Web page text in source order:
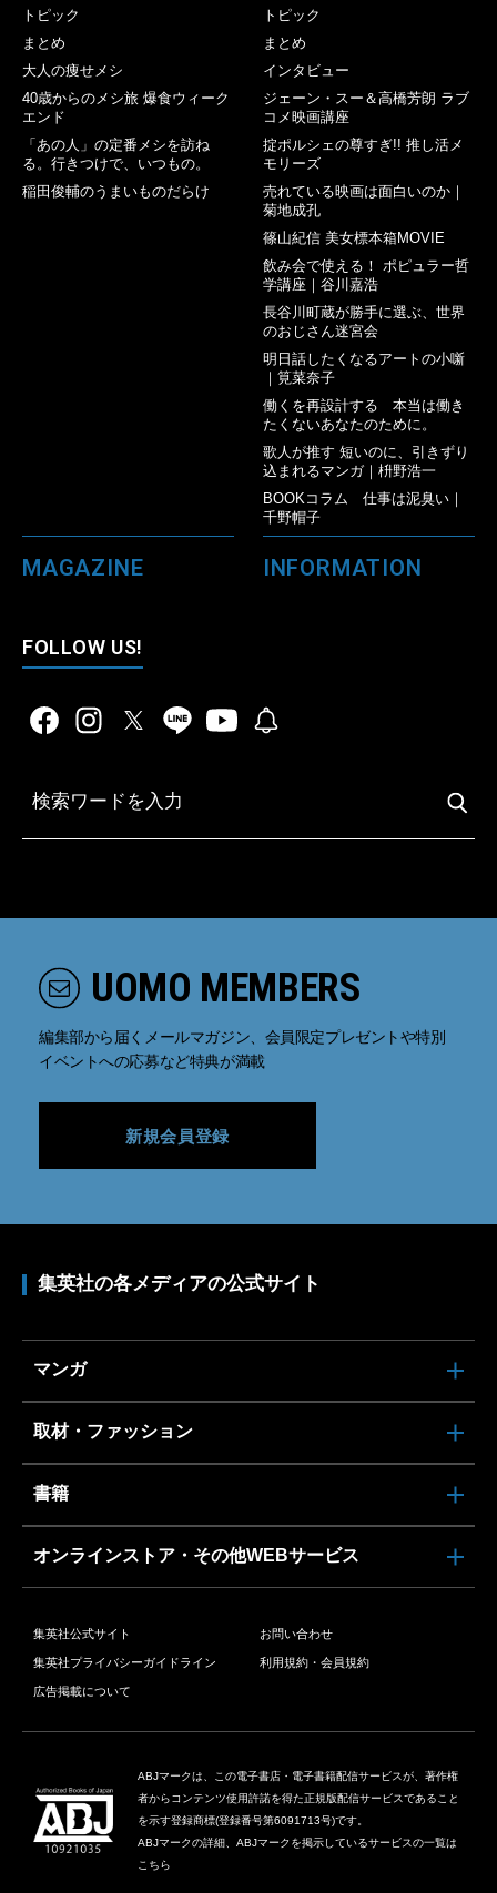
トピック
まとめ
大人の痩せメシ
40歳からのメシ旅 爆食ウィーク
エンド
「あの人」の定番メシを訪ね
る。行きつけで、いつもの。
稲田俊輔のうまいものだらけ
トピック
まとめ
インタビュー
ジェーン・スー＆高橋芳朗 ラブ
コメ映画講座
掟ポルシェの尊すぎ!! 推し活メ
モリーズ
売れている映画は面白いのか｜
菊地成孔
篠山紀信 美女標本箱MOVIE
飲み会で使える！ ポピュラー哲
学講座｜谷川嘉浩
長谷川町蔵が勝手に選ぶ、世界
のおじさん迷宮会
明日話したくなるアートの小噺
｜筧菜奈子
働くを再設計する 本当は働き
たくないあなたのために。
歌人が推す 短いのに、引きずり
込まれるマンガ｜枡野浩一
BOOKコラム 仕事は泥臭い｜
千野帽子
MAGAZINE INFORMATION
FOLLOW US!
UOMO MEMBERS
編集部から届くメールマガジン、会員限定プレゼントや特別
イベントへの応募など特典が満載
新規会員登録
集英社の各メディアの公式サイト
マンガ
取材・ファッション
書籍
オンラインストア・その他WEBサービス
集英社公式サイト お問い合わせ
集英社プライバシーガイドライン 利用規約・会員規約
広告掲載について
ABJマークは、この電子書店・電子書籍配信サービスが、著作権
者からコンテンツ使用許諾を得た正規版配信サービスであること
を示す登録商標(登録番号第6091713号)です。
ABJマークの詳細、ABJマークを掲示しているサービスの一覧は
こちら